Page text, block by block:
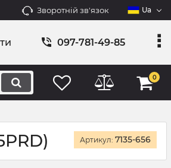
Зворотній зв'язок Ua
097-781-49-85
0
Артикул: 7135-656